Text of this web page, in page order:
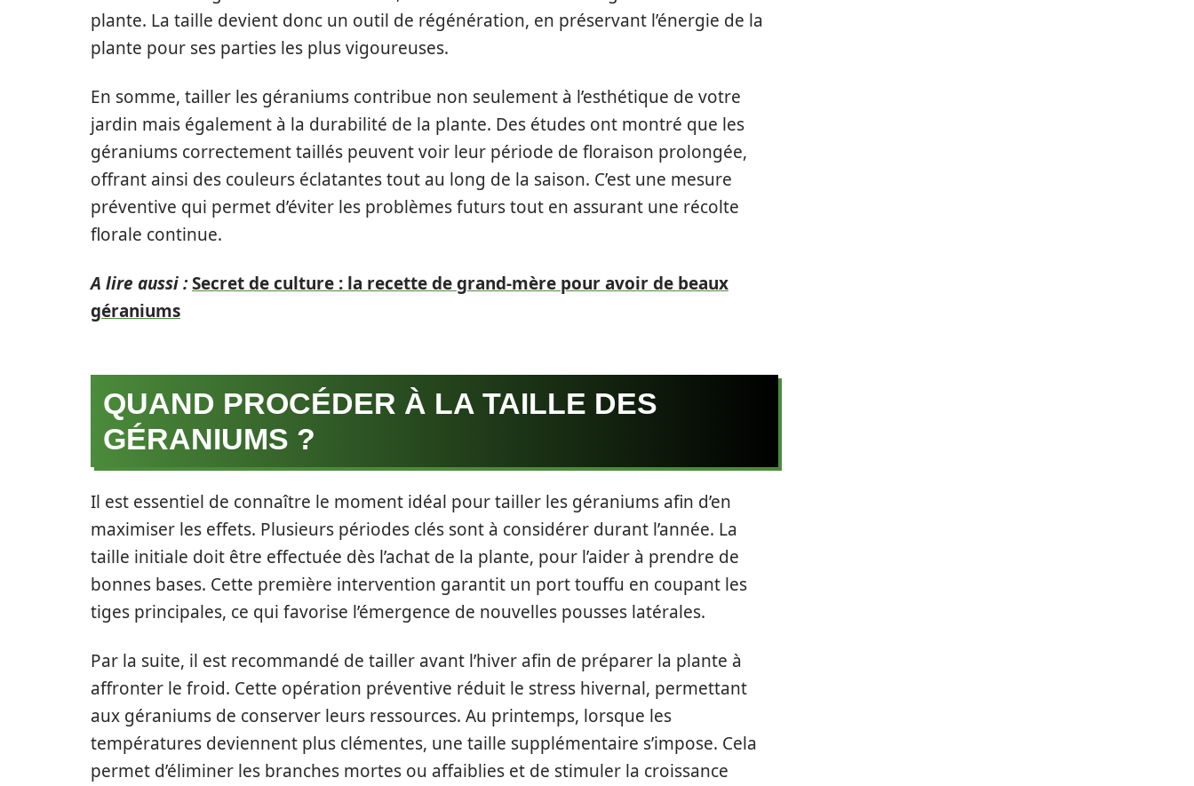
plante. La taille devient donc un outil de régénération, en préservant l’énergie de la
plante pour ses parties les plus vigoureuses.
En somme, tailler les géraniums contribue non seulement à l’esthétique de votre
jardin mais également à la durabilité de la plante. Des études ont montré que les
géraniums correctement taillés peuvent voir leur période de floraison prolongée,
offrant ainsi des couleurs éclatantes tout au long de la saison. C’est une mesure
préventive qui permet d’éviter les problèmes futurs tout en assurant une récolte
florale continue.
A lire aussi :Secret de culture : la recette de grand-mère pour avoir de beaux
géraniums
QUAND PROCÉDER À LA TAILLE DES
GÉRANIUMS ?
Il est essentiel de connaître le moment idéal pour tailler les géraniums afin d’en
maximiser les effets. Plusieurs périodes clés sont à considérer durant l’année. La
taille initiale doit être effectuée dès l’achat de la plante, pour l’aider à prendre de
bonnes bases. Cette première intervention garantit un port touffu en coupant les
tiges principales, ce qui favorise l’émergence de nouvelles pousses latérales.
Par la suite, il est recommandé de tailler avant l’hiver afin de préparer la plante à
affronter le froid. Cette opération préventive réduit le stress hivernal, permettant
aux géraniums de conserver leurs ressources. Au printemps, lorsque les
températures deviennent plus clémentes, une taille supplémentaire s’impose. Cela
permet d’éliminer les branches mortes ou affaiblies et de stimuler la croissance